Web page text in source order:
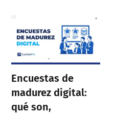
Encuestas de
madurez digital:
qué son,